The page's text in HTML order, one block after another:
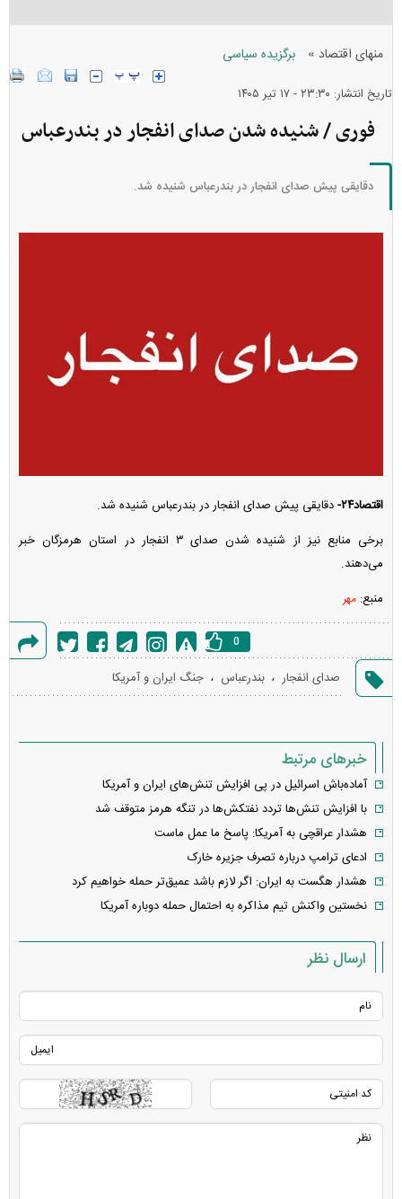
منهای اقتصاد » برگزیده سیاسی
تاریخ انتشار: ۲۳:۳۰ - ۱۷ تير ۱۴۰۵
فوری / شنیده شدن صدای انفجار در بندرعباس
دقایقی پیش صدای انفجار در بندرعباس شنیده شد.
اقتصاد۲۴-
دقایقی پیش صدای انفجار در بندرعباس شنیده شد.
برخی منابع نیز از شنیده شدن صدای ٣ انفجار در استان هرمزگان خبر
می‌دهند.
منبع: مهر
گزارش
خطا
0
صدای انفجار ، بندرعباس ، جنگ ایران و آمریکا
خبرهای مرتبط
آماده‌باش اسرائیل در پی افزایش تنش‌های ایران و آمریکا
با افزایش تنش‌ها تردد نفتکش‌ها در تنگه هرمز متوقف شد
هشدار عراقچی به آمریکا: پاسخ ما عمل ماست
ادعای ترامپ درباره تصرف جزیره خارک
هشدار هگست به ایران: اگر لازم باشد عمیق‌تر حمله خواهیم کرد
نخستین واکنش تیم مذاکره به احتمال حمله دوباره آمریکا
ارسال نظر